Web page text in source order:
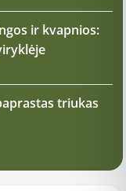
ir kvapnios:
triukas